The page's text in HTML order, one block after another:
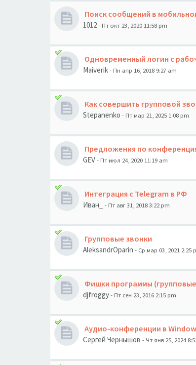
Поиск сообщений в
1012- Пт окт 23, 2020 11:58 pm
Одновременный логин с
Maiverik- Пн апр 16, 2018 9:27 am
Как совершить групповой
Stepanenko - Пт мар 21, 2025 1:08 pm
Предложения по
GEV- Пт июл 24, 2020 11:19 am
Интеграция с Telegram в РФ
Иван_ - Пт авг 31, 2018 3:22 pm
Групповые звонки
AleksandrOparin - Ср мар 03, 2021 2:25
Фишки программы
djfroggy- Пт сен 23, 2016 2:15 pm
Аудио-конференции в
Сергей Чернышов - Чт янв 25, 2024